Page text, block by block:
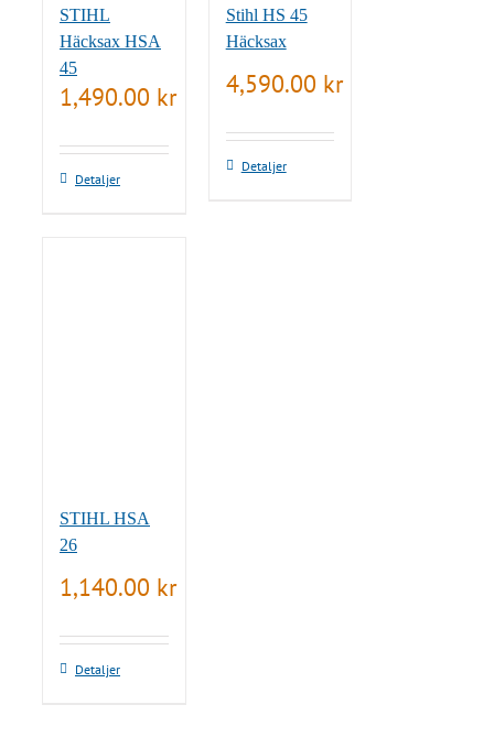
STIHL
Häcksax HSA
45
1,490.00 kr
Detaljer
Stihl HS 45
Häcksax
4,590.00 kr
Detaljer
STIHL HSA
26
1,140.00 kr
Detaljer